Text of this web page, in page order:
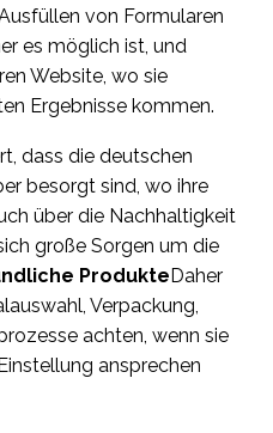
von Formularen
es möglich ist, und
Website, wo sie
Ergebnisse kommen.
dass die deutschen
besorgt sind, wo ihre
über die Nachhaltigkeit
große Sorgen um die
Produkte Daher
Verpackung,
achten, wenn sie
ansprechen